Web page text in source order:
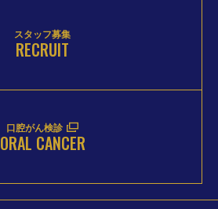
スタッフ募集
RECRUIT
口腔がん検診
ORAL CANCER